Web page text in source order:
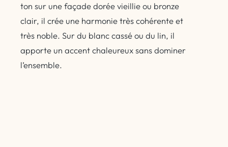
ton sur une façade dorée vieillie ou bronze
clair, il crée une harmonie très cohérente et
très noble. Sur du blanc cassé ou du lin, il
apporte un accent chaleureux sans dominer
l’ensemble.